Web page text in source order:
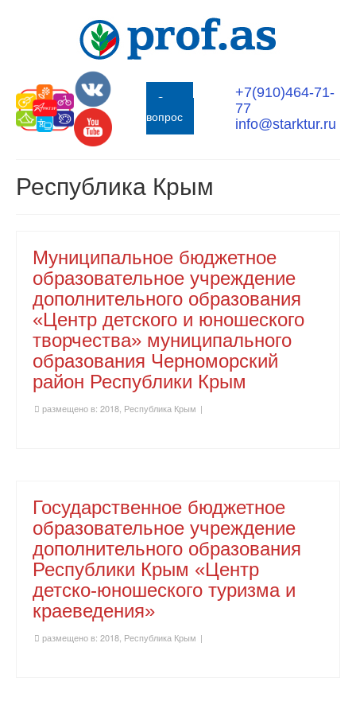
Задать
вопрос
+7(910)464-71-
77
info@starktur.ru
Республика Крым
Муниципальное бюджетное
образовательное учреждение
дополнительного образования
«Центр детского и юношеского
творчества» муниципального
образования Черноморский
район Республики Крым
размещено в: 2018 Республика Крым |
Государственное бюджетное
образовательное учреждение
дополнительного образования
Республики Крым «Центр
детско-юношеского туризма и
краеведения»
размещено в: 2018 Республика Крым |